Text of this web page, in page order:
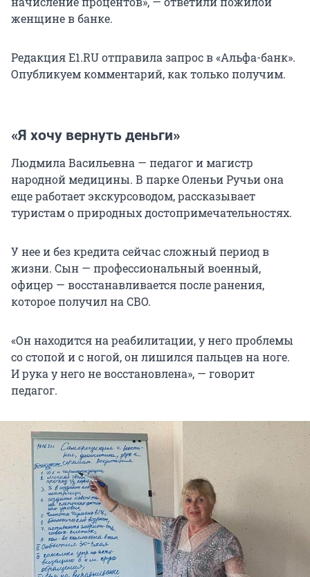
женщине в банке.
Редакция E1.RU отправила запрос в «Альфа-банк».
Опубликуем комментарий, как только получим.
«Я хочу вернуть деньги»
Людмила Васильевна — педагог и магистр
народной медицины. В парке Оленьи Ручьи она
еще работает экскурсоводом, рассказывает
туристам о природных достопримечательностях.
У нее и без кредита сейчас сложный период в
жизни. Сын — профессиональный военный,
офицер — восстанавливается после ранения,
которое получил на СВО.
«Он находится на реабилитации, у него проблемы
со стопой и с ногой, он лишился пальцев на ноге.
И рука у него не восстановлена», — говорит
педагог.